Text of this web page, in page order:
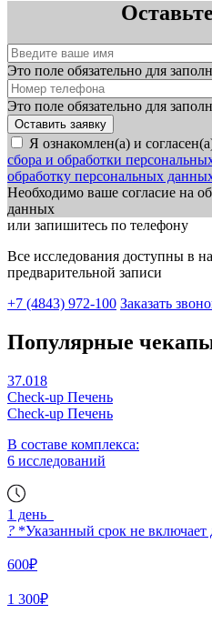
Это поле обязательно для
Это поле обязательно для
Я ознакомлен(а) и
сбора и обработки
обработку персональных
Необходимо ваше согласие на
данных
или запишитесь по телефону
Все исследования доступны в
предварительной записи
+7 (4843) 972-100 Заказать
Популярные
37.018
Check-up Печень
Check-up Печень
В составе комплекса:
6 исследований
1 день
? *Указанный срок не включает
600₽
1 300₽